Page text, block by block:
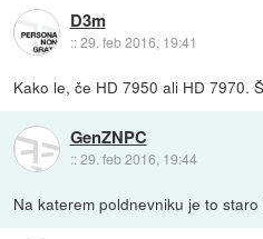
D3m
::29. feb 2016, 19:41
Kako le, če HD 7950 ali HD 7970.
GenZNPC
::29. feb 2016, 19:44
Na katerem poldnevniku je to staro